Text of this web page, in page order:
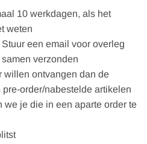
10 werkdagen, als het
weten
een email voor overleg
verzonden
willen ontvangen dan de
order/nabestelde artikelen
je die in een aparte order te